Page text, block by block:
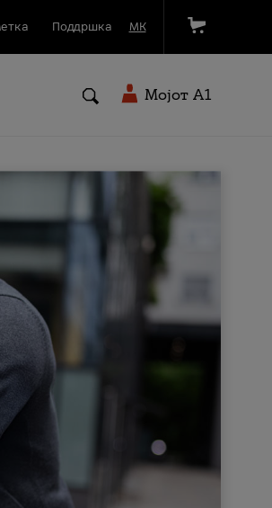
Поддршка МК
Мојот A1